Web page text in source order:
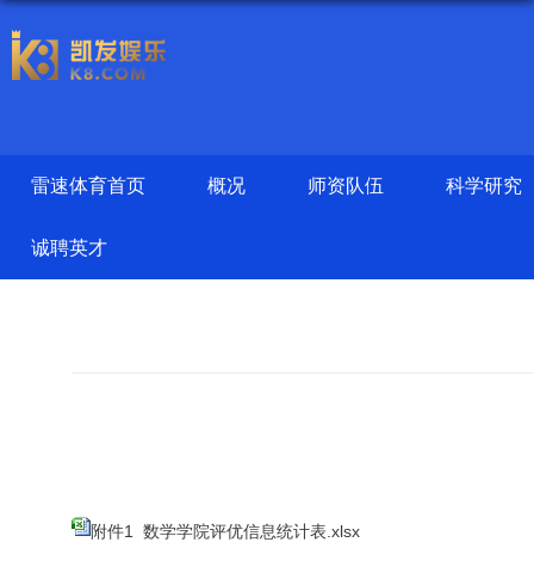
雷速体育首页 概况 师资队伍 科学研究
诚聘英才
附件1 数学学院评优信息统计表.xlsx